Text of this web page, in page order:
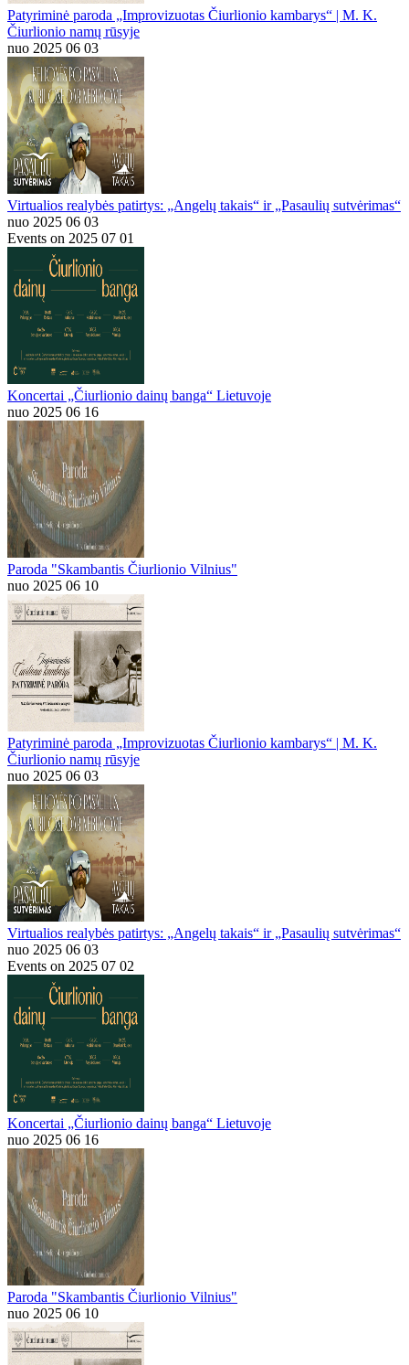
Patyriminė paroda „Improvizuotas Čiurlionio kambarys“ | M. K.
Čiurlionio namų rūsyje
nuo 2025 06 03
Virtualios realybės patirtys: „Angelų takais“ ir „Pasaulių sutvėrimas“
nuo 2025 06 03
Events on 2025 07 01
Koncertai „Čiurlionio dainų banga“ Lietuvoje
nuo 2025 06 16
Paroda "Skambantis Čiurlionio Vilnius"
nuo 2025 06 10
Patyriminė paroda „Improvizuotas Čiurlionio kambarys“ | M. K.
Čiurlionio namų rūsyje
nuo 2025 06 03
Virtualios realybės patirtys: „Angelų takais“ ir „Pasaulių sutvėrimas“
nuo 2025 06 03
Events on 2025 07 02
Koncertai „Čiurlionio dainų banga“ Lietuvoje
nuo 2025 06 16
Paroda "Skambantis Čiurlionio Vilnius"
nuo 2025 06 10